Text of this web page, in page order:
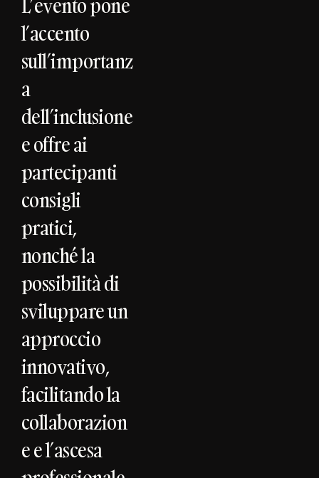
L’evento pone
l’accento
sull’importanz
a
dell’inclusione
e offre ai
partecipanti
consigli
pratici,
nonché la
possibilità di
sviluppare un
approccio
innovativo,
facilitando la
collaborazion
e e l’ascesa